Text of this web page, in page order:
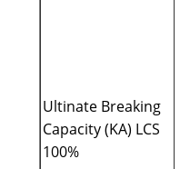
Ultinate Breaking
Capacity (KA) LCS
100%